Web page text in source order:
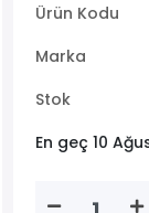
Ürün Kodu
Marka
Stok
En geç 10